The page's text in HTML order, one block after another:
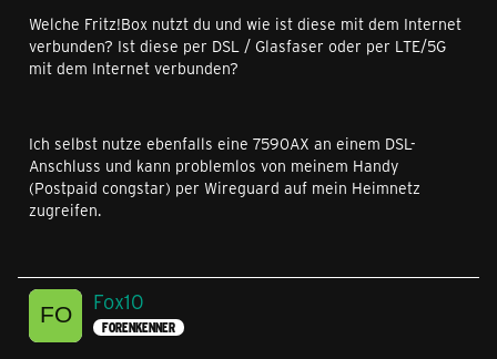
Welche Fritz!Box nutzt du und wie ist diese mit dem Internet
verbunden? Ist diese per DSL / Glasfaser oder per LTE/5G
mit dem Internet verbunden?
Ich selbst nutze ebenfalls eine 7590AX an einem DSL-
Anschluss und kann problemlos von meinem Handy
(Postpaid congstar) per Wireguard auf mein Heimnetz
zugreifen.
Fox10
FORENKENNER